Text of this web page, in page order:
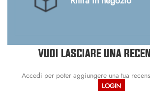
VUOI LASCIARE UNA
Accedi per poter aggiungere una tua
LOGIN